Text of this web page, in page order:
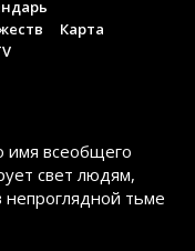
Карта
имя всеобщего
свет людям,
тьме